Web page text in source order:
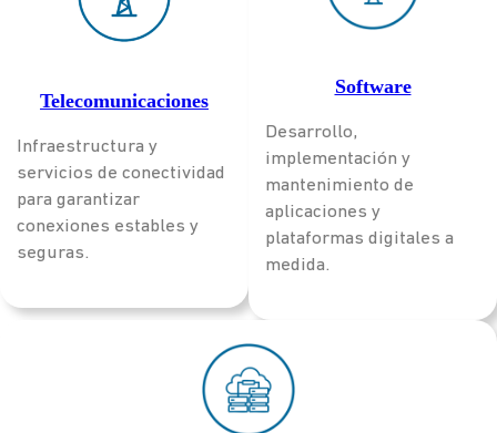
Telecomunicaciones
Infraestructura y
servicios de conectividad
para garantizar
conexiones estables y
seguras.
Software
Desarrollo,
implementación y
mantenimiento de
aplicaciones y
plataformas digitales a
medida.